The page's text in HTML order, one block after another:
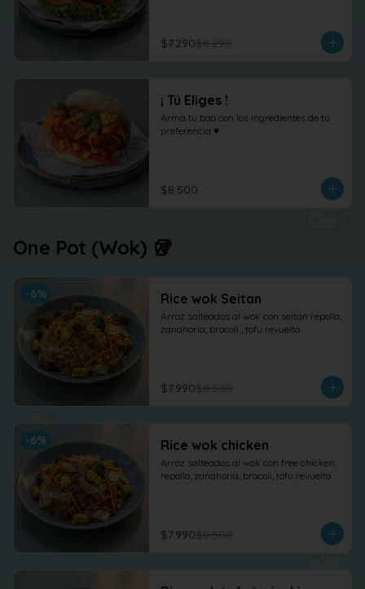
$7.290$8.290
¡ Tú Eliges !
Arma tu bao con los ingredientes de tu
preferencia ♥
$8.500
One Pot (Wok) 🥡
-6% Rice wok Seitan
Arroz salteados al wok con seitan repollo,
zanahoria, brocoli , tofu revuelto
$7.990$8.500
-6% Rice wok chicken
Arroz salteados al wok con free chicken,
repollo, zanahoria, brocoli, tofu revuelto
$7.990$8.500